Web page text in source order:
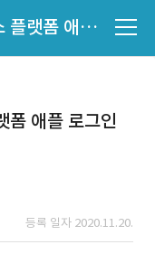
React Native 기반 커머스 플랫폼 애플 로그인 반영
애플 로그인
등록 일자 2020.11.20.